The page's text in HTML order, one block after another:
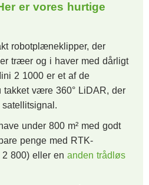
er vores hurtige
robotplæneklipper, der
træer og i haver med dårligt
2 1000 er et af de
være 360° LiDAR, der
under 800 m² med godt
penge med RTK-
800) eller en anden trådløs